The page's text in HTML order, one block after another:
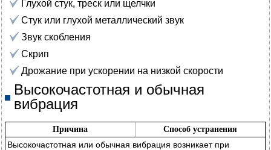
Глухой стук, треск или щелчки
Стук или глухой металлический звук
Звук скобления
Скрип
Дрожание при ускорении на низкой скорости
Высокочастотная и обычная
вибрация
Причина Способ устранения
Высокочастотная или обычная вибрация возникает при